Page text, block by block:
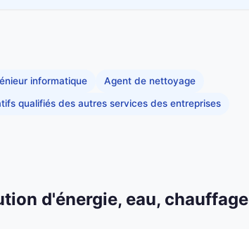
informatique Agent de nettoyage
qualifiés des autres services des entreprises
d'énergie, eau, chauffage